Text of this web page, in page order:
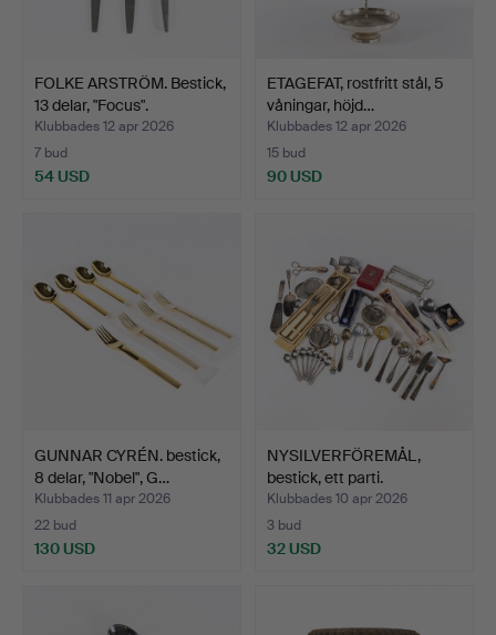
FOLKE ARSTRÖM. Bestick,
13 delar, "Focus".
Klubbades 12 apr 2026
7 bud
54 USD
ETAGEFAT, rostfritt stål, 5
våningar, höjd…
Klubbades 12 apr 2026
15 bud
90 USD
GUNNAR CYRÉN. bestick,
8 delar, "Nobel", G…
Klubbades 11 apr 2026
22 bud
130 USD
NYSILVERFÖREMÅL,
bestick, ett parti.
Klubbades 10 apr 2026
3 bud
32 USD